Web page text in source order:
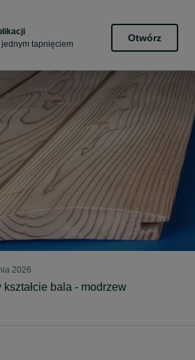
tapnięciem
Otwórz
2026
bala - modrzew